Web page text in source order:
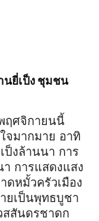
นยี่เป็ง ชุมชน
ฤศจิกายนนี้
จมากมาย อาทิ
ป็งล้านนา การ
การแสดงแสง
ดหมั้วครัวเมือง
ยเป็นพุทธบูชา
สสันดรชาดก